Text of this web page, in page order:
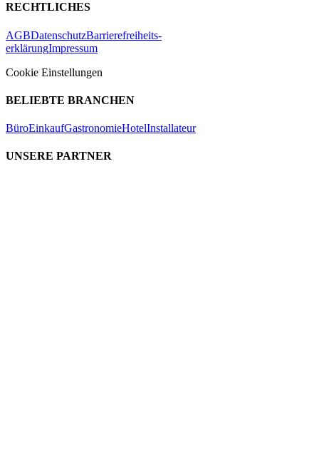
RECHTLICHES
AGBDatenschutzBarrierefreiheits-
erklärungImpressum
Cookie Einstellungen
BELIEBTE BRANCHEN
BüroEinkaufGastronomieHotelInstallateur
UNSERE PARTNER